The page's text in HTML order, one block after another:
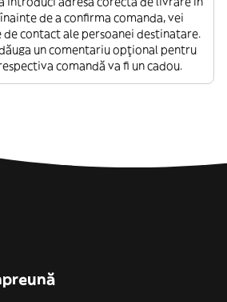
de a confirma comanda, vei
de contact ale persoanei destinatare.
un comentariu opțional pentru
comandă va fi un cadou.